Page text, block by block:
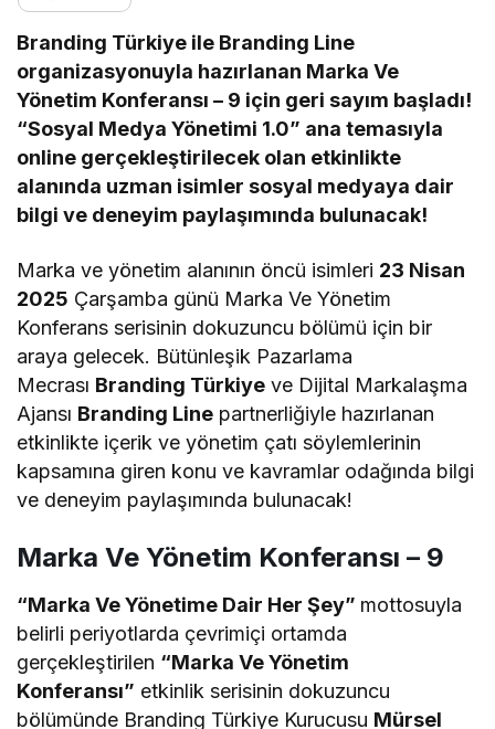
Branding Türkiye ile Branding Line
organizasyonuyla hazırlanan Marka Ve
Yönetim Konferansı – 9 için geri sayım başladı!
“Sosyal Medya Yönetimi 1.0” ana temasıyla
online gerçekleştirilecek olan etkinlikte
alanında uzman isimler sosyal medyaya dair
bilgi ve deneyim paylaşımında bulunacak!
Marka ve yönetim alanının öncü isimleri 23 Nisan
2025 Çarşamba günü Marka Ve Yönetim
Konferans serisinin dokuzuncu bölümü için bir
araya gelecek. Bütünleşik Pazarlama
Mecrası Branding Türkiye ve Dijital Markalaşma
Ajansı Branding Line partnerliğiyle hazırlanan
etkinlikte içerik ve yönetim çatı söylemlerinin
kapsamına giren konu ve kavramlar odağında bilgi
ve deneyim paylaşımında bulunacak!
Marka Ve Yönetim Konferansı – 9
“Marka Ve Yönetime Dair Her Şey” mottosuyla
belirli periyotlarda çevrimiçi ortamda
gerçekleştirilen “Marka Ve Yönetim
Konferansı” etkinlik serisinin dokuzuncu
bölümünde Branding Türkiye Kurucusu Mürsel